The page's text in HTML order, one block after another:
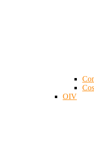
OIV